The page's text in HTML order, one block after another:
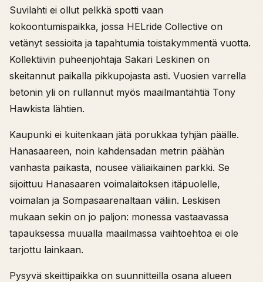
Suvilahti ei ollut pelkkä spotti vaan
kokoontumispaikka, jossa HELride Collective on
vetänyt sessioita ja tapahtumia toistakymmentä vuotta.
Kollektiivin puheenjohtaja Sakari Leskinen on
skeitannut paikalla pikkupojasta asti. Vuosien varrella
betonin yli on rullannut myös maailmantähtiä Tony
Hawkista lähtien.
Kaupunki ei kuitenkaan jätä porukkaa tyhjän päälle.
Hanasaareen, noin kahdensadan metrin päähän
vanhasta paikasta, nousee väliaikainen parkki. Se
sijoittuu Hanasaaren voimalaitoksen itäpuolelle,
voimalan ja Sompasaarenaltaan väliin. Leskisen
mukaan sekin on jo paljon: monessa vastaavassa
tapauksessa muualla maailmassa vaihtoehtoa ei ole
tarjottu lainkaan.
Pysyvä skeittipaikka on suunnitteilla osana alueen